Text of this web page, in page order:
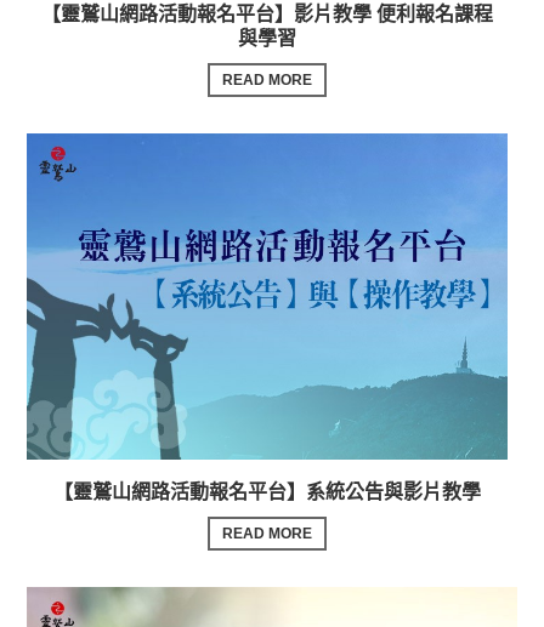
【靈鷲山網路活動報名平台】影片教學 便利報名課程
與學習
READ MORE
【靈鷲山網路活動報名平台】系統公告與影片教學
READ MORE